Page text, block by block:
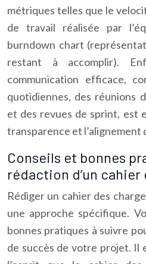
métriques telles que le
de travail réalisée par
burndown chart
restant à accomplir).
communication efficace,
quotidiennes, des réunions
et des revues de sprint, est
transparence et l’alignement
Conseils et bonnes
rédaction d’un cahier
Rédiger un cahier des
une approche spécifique.
bonnes pratiques à suivre
de succès de votre projet. Il